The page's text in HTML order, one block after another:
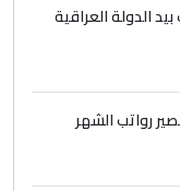
الدولة العراقية
رواتب الشهر